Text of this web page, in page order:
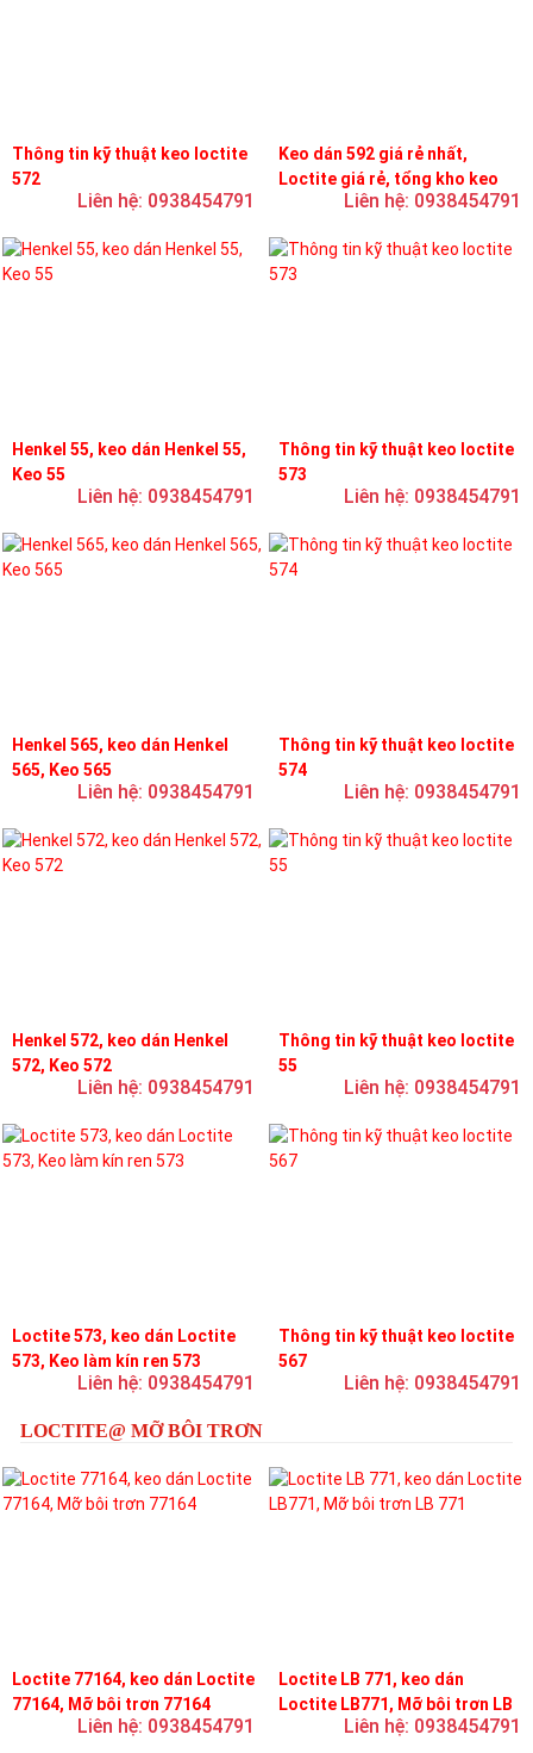
Thông tin kỹ thuật keo loctite
572
Liên hệ: 0938454791
Keo dán 592 giá rẻ nhất,
Loctite giá rẻ, tổng kho keo
Liên hệ: 0938454791
Henkel 55, keo dán Henkel 55,
Keo 55
Liên hệ: 0938454791
Thông tin kỹ thuật keo loctite
573
Liên hệ: 0938454791
Henkel 565, keo dán Henkel
565, Keo 565
Liên hệ: 0938454791
Thông tin kỹ thuật keo loctite
574
Liên hệ: 0938454791
Henkel 572, keo dán Henkel
572, Keo 572
Liên hệ: 0938454791
Thông tin kỹ thuật keo loctite
55
Liên hệ: 0938454791
Loctite 573, keo dán Loctite
573, Keo làm kín ren 573
Liên hệ: 0938454791
Thông tin kỹ thuật keo loctite
567
Liên hệ: 0938454791
LOCTITE@ MỠ BÔI TRƠN
Loctite 77164, keo dán Loctite
77164, Mỡ bôi trơn 77164
Liên hệ: 0938454791
Loctite LB 771, keo dán
Loctite LB771, Mỡ bôi trơn LB
Liên hệ: 0938454791